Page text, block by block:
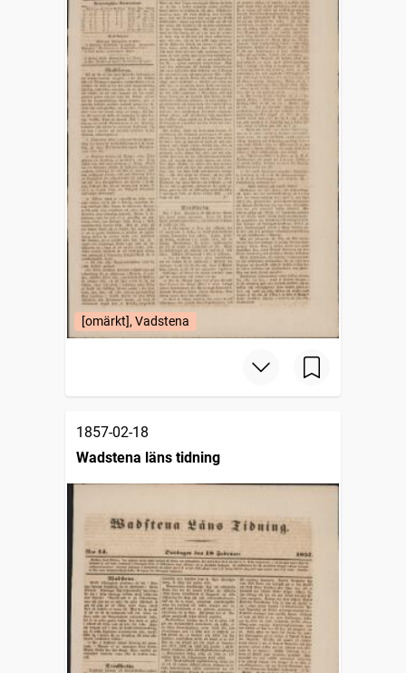
[omärkt], Vadstena
1857-02-18
Wadstena läns tidning